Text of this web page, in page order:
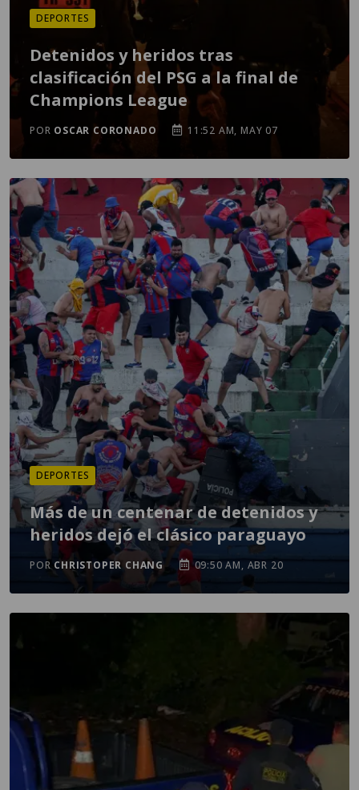
DEPORTES
Detenidos y heridos tras
clasificación del PSG a la final de
Champions League
POR OSCAR CORONADO 11:52 AM, MAY 07
DEPORTES
Más de un centenar de detenidos y
heridos dejó el clásico paraguayo
POR CHRISTOPER CHANG 09:50 AM, ABR 20